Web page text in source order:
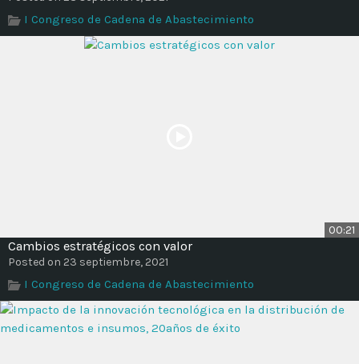
I Congreso de Cadena de Abastecimiento
00:21
Cambios estratégicos con valor
Posted on 23 septiembre, 2021
I Congreso de Cadena de Abastecimiento